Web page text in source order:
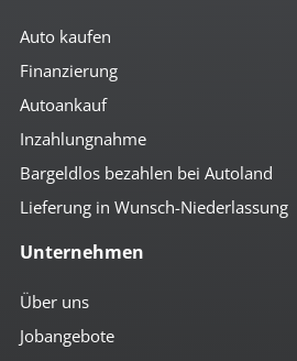
Anfahrassistent
Auto Hold
autom. abblendende Außenspiegel
autom. abblendender Innenspiegel
Bordcomputer
Colorverglasung
el. anklappbare Spiegel
el. Spiegel
Getränkehalter
höhenverst. Lenkrad
Keyless-Go
Auto kaufen
Finanzierung
Autoankauf
Inzahlungnahme
Bargeldlos bezahlen bei Autoland
Lieferung in Wunsch-Niederlassung
Unternehmen
Über uns
Jobangebote